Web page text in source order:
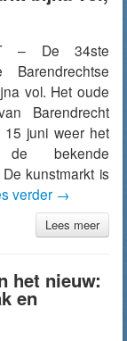
– De 34ste
vol. Het oude
Barendrecht
juni weer het
bekende
kunstmarkt is
verder →
Lees meer
het nieuw:
en